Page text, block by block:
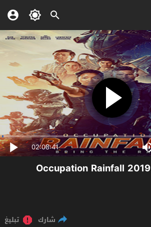
02:08:41
مشاهدة فيلم Occupation Rainfall 2019
شارك تبليغ